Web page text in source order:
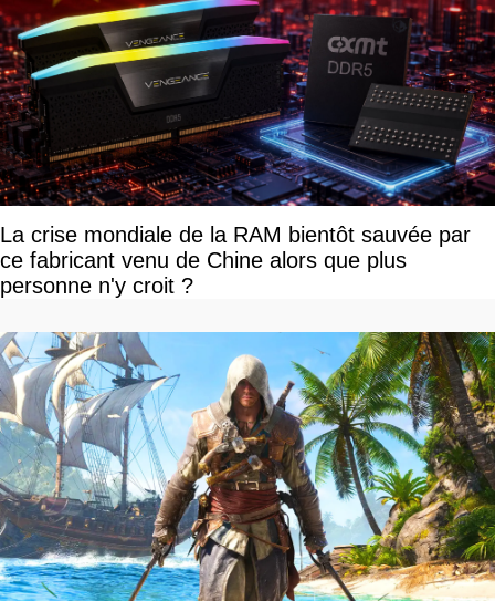
La crise mondiale de la RAM bientôt sauvée par
ce fabricant venu de Chine alors que plus
personne n'y croit ?